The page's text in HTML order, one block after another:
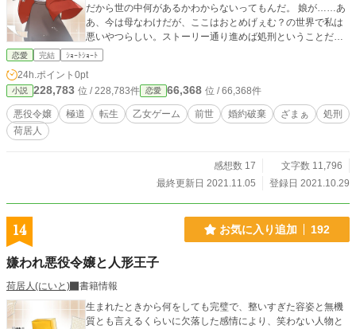
だから世の中何があるかわからないってもんだ。 娘が……あ
あ、今は母なわけだが、ここはおとめげぇむ？の世界で私は
悪いやつらしい。ストーリー通り進めば処刑ということだけ
は理解したけど、私は私の道を進むだけさ。 けど、最高の夫
うだ。 「貴様とは婚約破棄だ！」 とはいえ娘の言う通り、本
当に破棄されちまうとは。死ぬ覚悟はいつだってできている
けど、こんな若造のために死ぬ安い命ではないよ。
恋愛 完結 ｼｮｰﾄｼｮｰﾄ
24h.ポイント 0pt
小説 228,783 位 / 228,783件 恋愛 66,368 位 / 66,368件
悪役令嬢 極道 転生 乙女ゲーム 前世 婚約破棄 ざまぁ
処刑
荷居人
感想数 17
文字数 11,796
最終更新日 2021.11.05
登録日 2021.10.29
14 お気に入り追加 192
嫌われ悪役令嬢と人形王子
荷居人(にいと)
書籍情報
生まれたときから何をしても完璧で、整いすぎた容姿と無機
質とも言えるくらいに欠落した感情により、笑わない人物と